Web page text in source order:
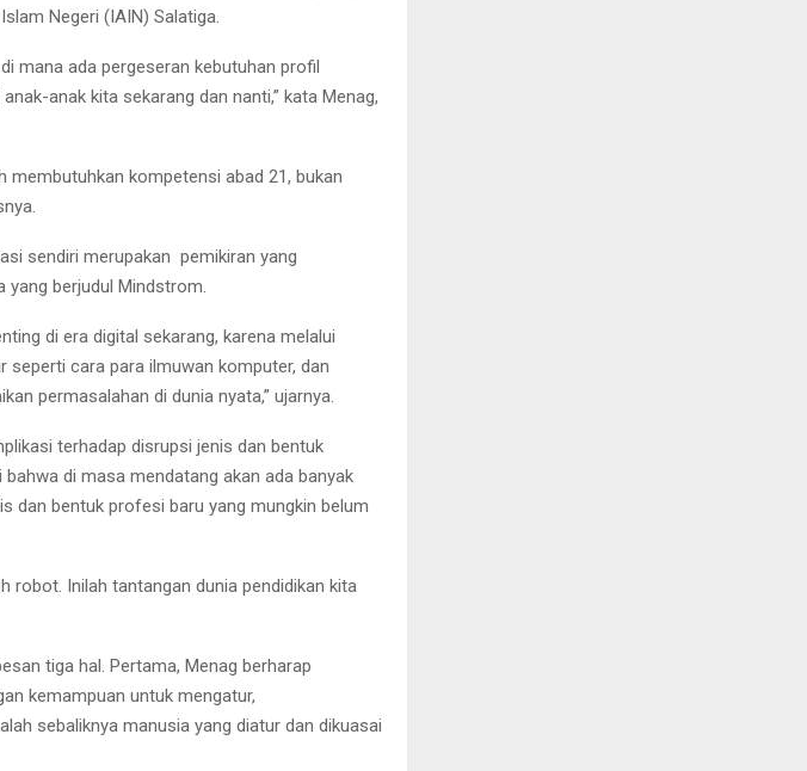
Negeri (IAIN) Salatiga.
mana ada pergeseran kebutuhan profil
anak kita sekarang dan nanti,” kata Menag,
membutuhkan kompetensi abad 21, bukan
sendiri merupakan pemikiran yang
yang berjudul Mindstrom.
di era digital sekarang, karena melalui
seperti cara para ilmuwan komputer, dan
permasalahan di dunia nyata,” ujarnya.
terhadap disrupsi jenis dan bentuk
di masa mendatang akan ada banyak
dan bentuk profesi baru yang mungkin belum
robot. Inilah tantangan dunia pendidikan kita
tiga hal. Pertama, Menag berharap
kemampuan untuk mengatur,
sebaliknya manusia yang diatur dan dikuasai